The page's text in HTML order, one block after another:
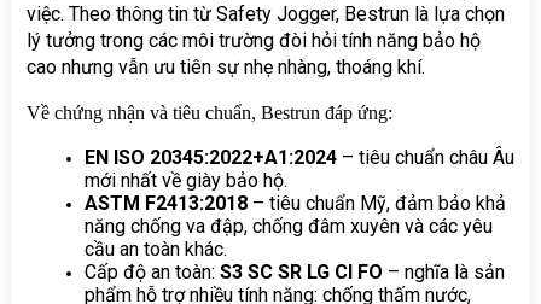
việc. Theo thông tin từ Safety Jogger, Bestrun là lựa chọn
lý tưởng trong các môi trường đòi hỏi tính năng bảo hộ
cao nhưng vẫn ưu tiên sự nhẹ nhàng, thoáng khí.
Về chứng nhận và tiêu chuẩn, Bestrun đáp ứng:
EN ISO 20345:2022+A1:2024 – tiêu chuẩn châu Âu
mới nhất về giày bảo hộ.
ASTM F2413:2018 – tiêu chuẩn Mỹ, đảm bảo khả
năng chống va đập, chống đâm xuyên và các yêu
cầu an toàn khác.
Cấp độ an toàn: S3 SC SR LG CI FO – nghĩa là sản
phẩm hỗ trợ nhiều tính năng: chống thấm nước,